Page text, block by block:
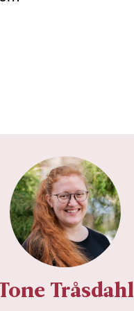
Tråsdahl